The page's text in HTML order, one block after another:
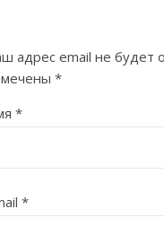
адрес email не будет
*
*
*